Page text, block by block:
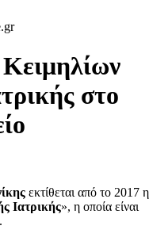
στο
εκτίθεται από το 2017 η
Ιατρικής», η οποία είναι